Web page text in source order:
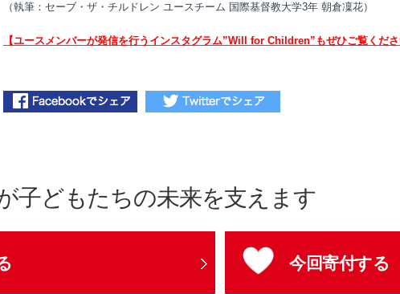
（執筆：セーブ・ザ・チルドレン ユースチーム 国際基督教大学3年 朝倉凜花）
【ユースメンバーが発信を行うインスタグラム”Will for Children”もぜひご覧くださ
子どもたちの未来を支えます
今回寄付する